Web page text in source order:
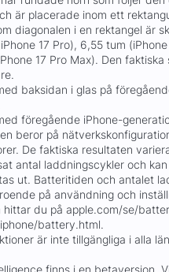
är placerade inom ett
diagonalen i en rektangel är
iPhone 17 Pro), 6,55 tum
17 Pro Max). Den faktiska
baksidan i glas på
föregående iPhone-
beror på
De faktiska resultaten
antal laddningscykler och kan
ut. Batteritiden och antalet
på användning och
hittar du på apple.com/se/
battery.html.
är inte tillgängliga i alla